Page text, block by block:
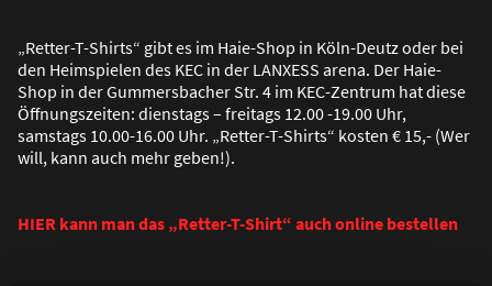
„Retter-T-Shirts“ gibt es im Haie-Shop in Köln-Deutz oder bei
den Heimspielen des KEC in der LANXESS arena. Der Haie-
Shop in der Gummersbacher Str. 4 im KEC-Zentrum hat diese
Öffnungszeiten: dienstags – freitags 12.00 -19.00 Uhr,
samstags 10.00-16.00 Uhr. „Retter-T-Shirts“ kosten € 15,- (Wer
will, kann auch mehr geben!).
HIER kann man das „Retter-T-Shirt“ auch online bestellen